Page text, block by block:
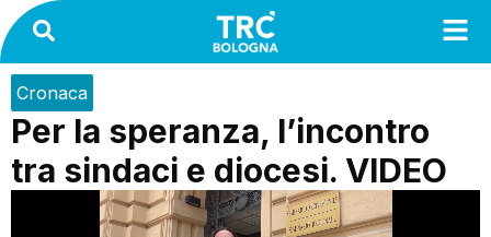
Cronaca
Per la speranza, l’incontro
tra sindaci e diocesi. VIDEO